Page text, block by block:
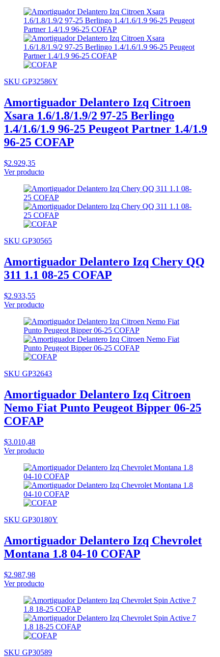
SKU GP32586Y
Amortiguador Delantero Izq Citroen
Xsara 1.6/1.8/1.9/2 97-25 Berlingo
1.4/1.6/1.9 96-25 Peugeot Partner 1.4/1.9
96-25 COFAP
$2.929,35
Ver producto
SKU GP30565
Amortiguador Delantero Izq Chery QQ
311 1.1 08-25 COFAP
$2.933,55
Ver producto
SKU GP32643
Amortiguador Delantero Izq Citroen
Nemo Fiat Punto Peugeot Bipper 06-25
COFAP
$3.010,48
Ver producto
SKU GP30180Y
Amortiguador Delantero Izq Chevrolet
Montana 1.8 04-10 COFAP
$2.987,98
Ver producto
SKU GP30589